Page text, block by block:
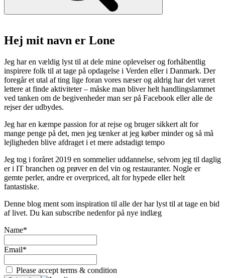
Hej mit navn er Lone
Jeg har en vældig lyst til at dele mine oplevelser og forhåbentlig
inspirere folk til at tage på opdagelse i Verden eller i Danmark. Der
foregår et utal af ting lige foran vores næser og aldrig har det været
lettere at finde aktiviteter – måske man bliver helt handlingslammet
ved tanken om de begivenheder man ser på Facebook eller alle de
rejser der udbydes.
Jeg har en kæmpe passion for at rejse og bruger sikkert alt for
mange penge på det, men jeg tænker at jeg køber minder og så må
lejligheden blive afdraget i et mere adstadigt tempo
Jeg tog i foråret 2019 en sommelier uddannelse, selvom jeg til daglig
er i IT branchen og prøver en del vin og restauranter. Nogle er
gemte perler, andre er overpriced, alt for hypede eller helt
fantastiske.
Denne blog ment som inspiration til alle der har lyst til at tage en bid
af livet. Du kan subscribe nedenfor på nye indlæg
Name*
Email*
Please accept terms & condition